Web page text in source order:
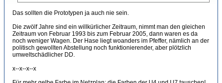
Das sollten die Prototypen ja auch nie sein.
Die zwölf Jahre sind ein willkürlicher Zeitraum, nimmt man den gleichen
Zeitraum von Februar 1993 bis zum Februar 2005, dann waren es da
noch weniger Wagen. Der Hase liegt woanders im Pfeffer, nämlich an der
politisch gewollten Abstellung noch funktionierender, aber plötzlich
umweltschädlicher DD.
x--x--x--x